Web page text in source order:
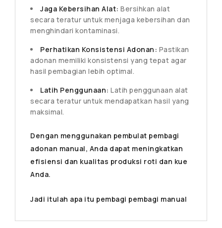
Jaga Kebersihan Alat: Bersihkan alat
secara teratur untuk menjaga kebersihan dan
menghindari kontaminasi.
Perhatikan Konsistensi Adonan: Pastikan
adonan memiliki konsistensi yang tepat agar
hasil pembagian lebih optimal.
Latih Penggunaan: Latih penggunaan alat
secara teratur untuk mendapatkan hasil yang
maksimal.
Dengan menggunakan pembulat pembagi
adonan manual, Anda dapat meningkatkan
efisiensi dan kualitas produksi roti dan kue
Anda.
Jadi itulah apa itu pembagi pembagi manual